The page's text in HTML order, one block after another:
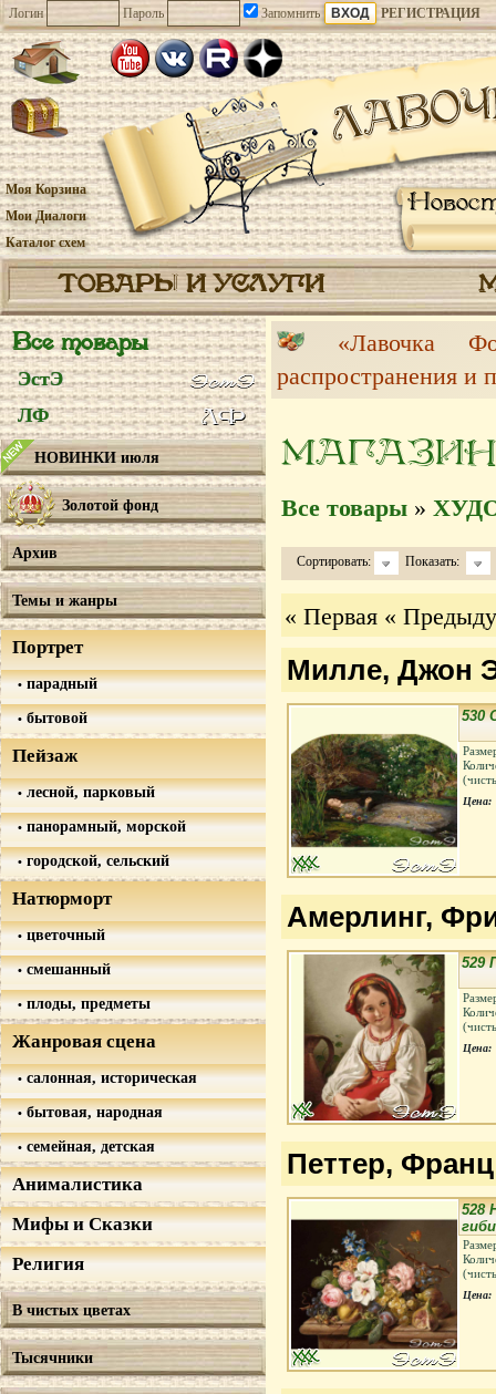
Логин Пароль Запомнить РЕГИСТРАЦИЯ
Моя Корзина
Мои Диалоги
Каталог схем
ТОВАРЫ И УСЛУГИ
Все товары
ЭстЭ
ЛФ
НОВИНКИ июля
Золотой фонд
Архив
Темы и жанры
Портрет
парадный
бытовой
Пейзаж
лесной, парковый
панорамный, морской
городской, сельский
Натюрморт
цветочный
смешанный
плоды, предметы
Жанровая сцена
салонная, историческая
бытовая, народная
семейная, детская
Анималистика
Мифы и Сказки
Религия
В чистых цветах
Тысячники
«Лавочка
распространения и
МАГАЗИН
Все товары »
Сортировать: Показать:
« Первая «
Милле, Джон
530
Цена:
Амерлинг,
529
Цена:
Петтер,
528
Цена: